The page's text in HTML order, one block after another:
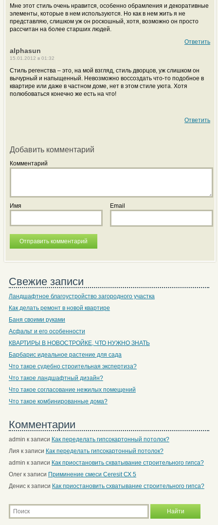
Мне этот стиль очень нравится, особенно обрамления и декоративные
элементы, которые в нем используются. Но как в нем жить я не
представляю, слишком уж он роскошный, хотя, возможно он просто
рассчитан на более старших людей.
Ответить
alphasun
15.01.2012 в 01:32
Стиль регенства – это, на мой взгляд, стиль дворцов, уж слишком он
вычурный и напыщенный. Невозможно воссоздать что-то подобное в
квартире или даже в частном доме, нет в этом стиле уюта. Хотя
полюбоваться конечно же есть на что!
Ответить
Добавить комментарий
Комментарий
Имя Email
Свежие записи
Ландшафтное благоустройство загородного участка
Как делать ремонт в новой квартире
Баня своими руками
Асфальт и его особенности
КВАРТИРЫ В НОВОСТРОЙКЕ, ЧТО НУЖНО ЗНАТЬ
Барбарис идеальное растение для сада
Что такое судебно строительная экспертиза?
Что такое ландшафтный дизайн?
Что такое согласование нежилых помещений
Что такое комбинированные дома?
Комментарии
admin к записи Как переделать гипсокартонный потолок?
Лия к записи Как переделать гипсокартонный потолок?
admin к записи Как приостановить схватывание строительного гипса?
Олегк записи Приминение смеси Ceresit СХ 5
Дениск записи Как приостановить схватывание строительного гипса?